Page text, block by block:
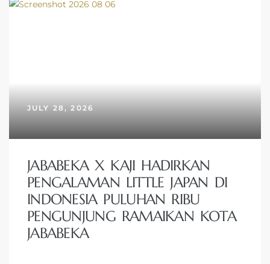
JULY 28, 2026
JABABEKA X KAJI HADIRKAN
PENGALAMAN LITTLE JAPAN DI
INDONESIA PULUHAN RIBU
PENGUNJUNG RAMAIKAN KOTA
JABABEKA